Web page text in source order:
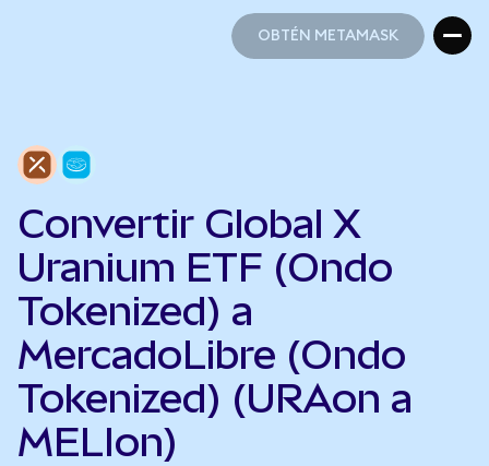
OBTÉN METAMASK
Convertir Global X
Uranium ETF (Ondo
Tokenized) a
MercadoLibre (Ondo
Tokenized) (URAon a
MELIon)